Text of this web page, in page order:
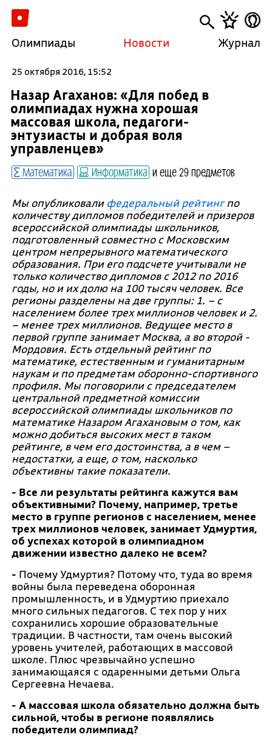
Олимпиады Новости Журнал
25 октября 2016, 15:52
Назар Агаханов: «Для побед в
олимпиадах нужна хорошая
массовая школа, педагоги-
энтузиасты и добрая воля
управленцев»
Математика Информатика и еще 29 предметов
Мы опубликовалифедеральный рейтингпо
количеству дипломов победителей и призеров
всероссийской олимпиады школьников,
подготовленный совместно с Московским
центром непрерывного математического
образования. При его подсчете учитывали не
только количество дипломов с 2012 по 2016
годы, но и их долю на 100 тысяч человек. Все
регионы разделены на две группы: 1. – с
населением более трех миллионов человек и 2.
– менее трех миллионов. Ведущее место в
первой группе занимает Москва, а во второй -
Мордовия. Есть отдельный рейтинг по
математике, естественным и гуманитарным
наукам и по предметам оборонно-спортивного
профиля. Мы поговорили с председателем
центральной предметной комиссии
всероссийской олимпиады школьников по
математике Назаром Агахановым о том, как
можно добиться высоких мест в таком
рейтинге, в чем его достоинства, а в чем –
недостатки, а еще, о том, насколько
объективны такие показатели.
- Все ли результаты рейтинга кажутся вам
объективными? Почему, например, третье
место в группе регионов с населением, менее
трех миллионов человек, занимает Удмуртия,
об успехах которой в олимпиадном
движении известно далеко не всем?
- Почему Удмуртия? Потому что, туда во время
войны была переведена оборонная
промышленность, и в Удмуртию приехало
много сильных педагогов. С тех пор у них
сохранились хорошие образовательные
традиции. В частности, там очень высокий
уровень учителей, работающих в массовой
школе. Плюс чрезвычайно успешно
занимающаяся с одаренными детьми Ольга
Сергеевна Нечаева.
- А массовая школа обязательно должна быть
сильной, чтобы в регионе появлялись
победители олимпиад?